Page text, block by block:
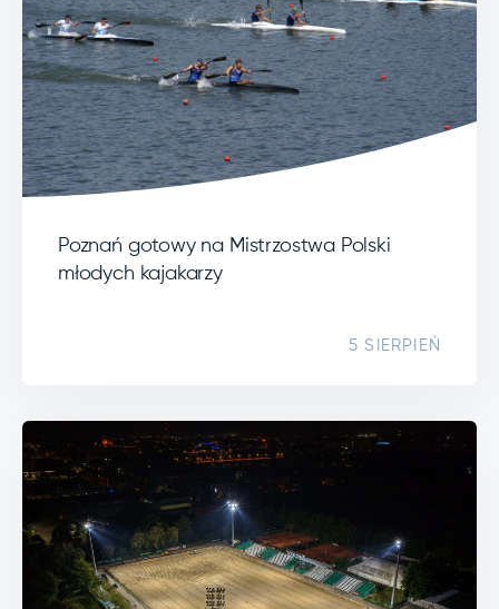
Poznań gotowy na Mistrzostwa Polski
młodych kajakarzy
5 SIERPIEŃ